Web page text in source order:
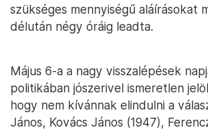
szükséges mennyiségű aláírásokat
délután négy óráig leadta.
Május 6-a a nagy visszalépések
politikában jószerivel ismeretlen
hogy nem kívánnak elindulni a
János, Kovács János (1947),